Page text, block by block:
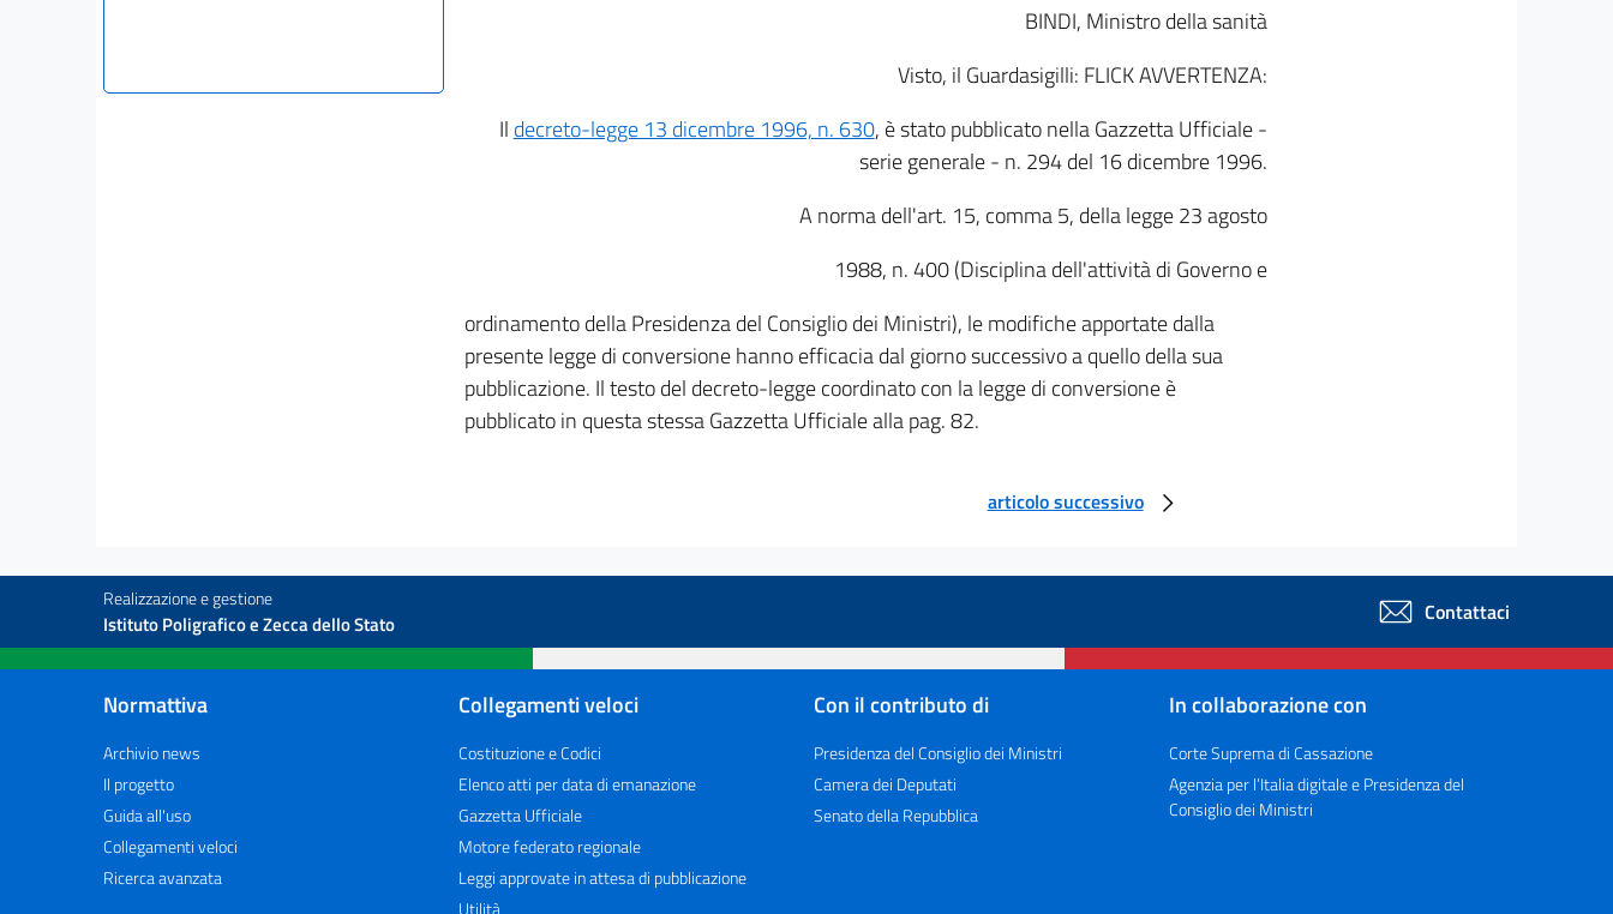
BINDI, Ministro della sanità
Visto, il Guardasigilli: FLICK AVVERTENZA:
Il decreto-legge 13 dicembre 1996, n. 630, è stato pubblicato nella Gazzetta Ufficiale -
serie generale - n. 294 del 16 dicembre 1996.
A norma dell'art. 15, comma 5, della legge 23 agosto
1988, n. 400 (Disciplina dell'attività di Governo e
ordinamento della Presidenza del Consiglio dei Ministri), le modifiche apportate dalla
presente legge di conversione hanno efficacia dal giorno successivo a quello della sua
pubblicazione. Il testo del decreto-legge coordinato con la legge di conversione è
pubblicato in questa stessa Gazzetta Ufficiale alla pag. 82.
articolo successivo
Realizzazione e gestione
Istituto Poligrafico e Zecca dello Stato Contattaci
Normattiva
Archivio news
Il progetto
Guida all'uso
Collegamenti veloci
Ricerca avanzata
Collegamenti veloci
Costituzione e Codici
Elenco atti per data di emanazione
Gazzetta Ufficiale
Motore federato regionale
Leggi approvate in attesa di pubblicazione
Utilità
Con il contributo di
Presidenza del Consiglio dei Ministri
Camera dei Deputati
Senato della Repubblica
In collaborazione con
Corte Suprema di Cassazione
Agenzia per l’Italia digitale e Presidenza del
Consiglio dei Ministri